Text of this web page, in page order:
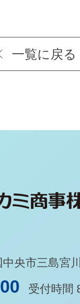
一覧に戻る
央市三島宮
受付時間